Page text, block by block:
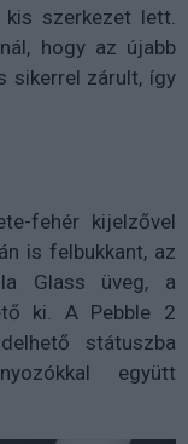
szerkezet lett.
hogy az újabb
sikerrel zárult, így
fehér kijelzővel
is felbukkant, az
Glass üveg, a
ki. A Pebble 2
státuszba
együtt